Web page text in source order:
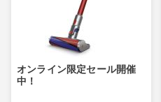
オンライン限定セール開催
中！